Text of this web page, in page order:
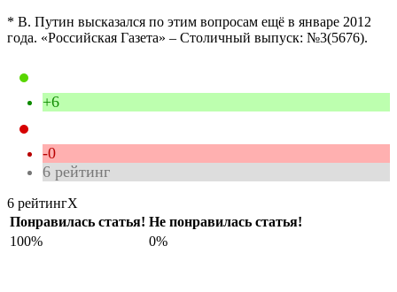
* В. Путин высказался по этим вопросам ещё в январе 2012
года. «Российская Газета» – Столичный выпуск: №3(5676).
+6
-0
6 рейтинг
6 рейтингX
Понравилась статья! Не понравилась статья!
100%
0%